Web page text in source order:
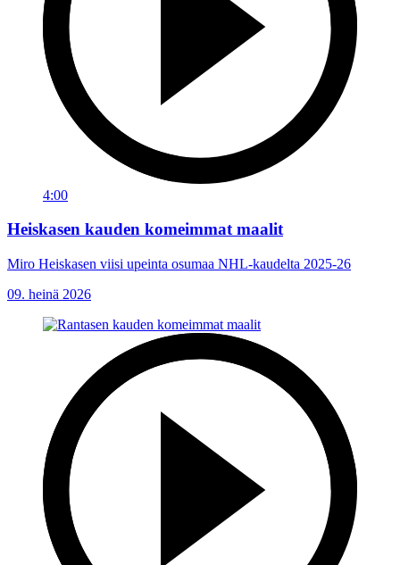
4:00
Heiskasen kauden komeimmat maalit
Miro Heiskasen viisi upeinta osumaa NHL-kaudelta 2025-26
09. heinä 2026